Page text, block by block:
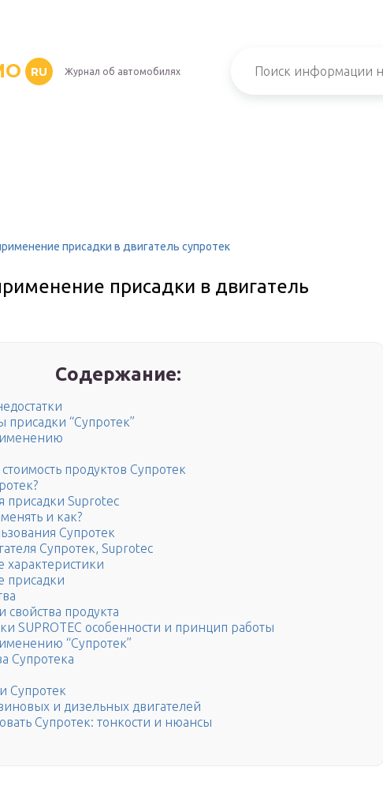
RU Журнал об автомобилях
присадки в двигатель супротек
присадки в двигатель
Содержание:
присадки “Супротек”
продуктов Супротек
присадки Suprotec
и как?
Супротек
Супротек, Suprotec
характеристики
присадки
свойства продукта
SUPROTEC особенности и принцип работы
“Супротек”
Супротека
Супротек
и дизельных двигателей
Супротек: тонкости и нюансы